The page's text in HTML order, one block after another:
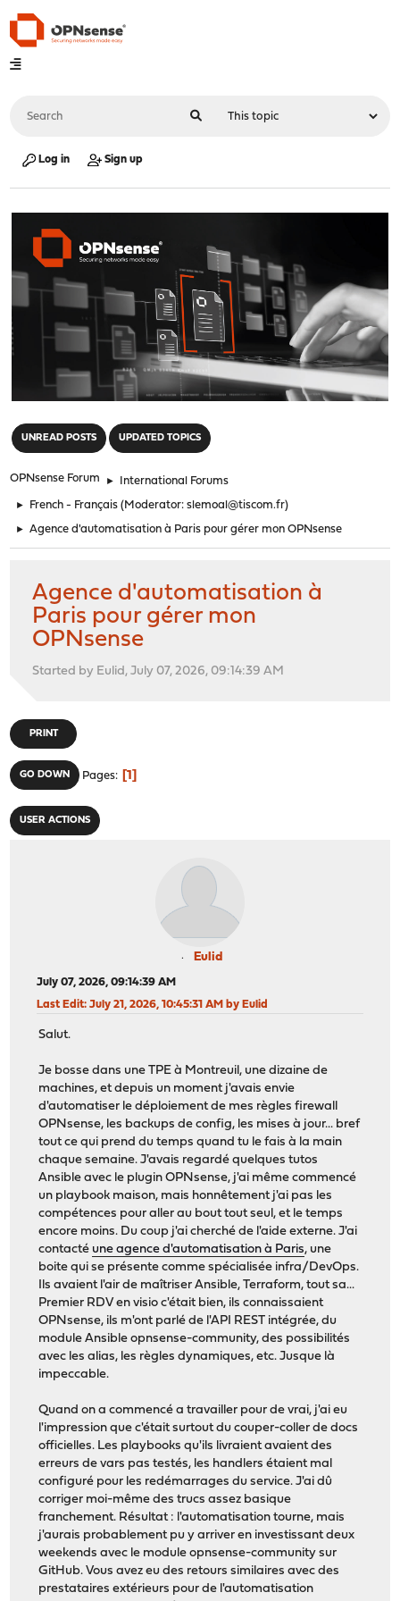
Log in Sign up
UNREAD POSTS UPDATED TOPICS
OPNsense Forum ► International Forums
► French - Français (Moderator:slemoal@tiscom.fr)
► Agence d'automatisation à Paris pour gérer mon OPNsense
Agence d'automatisation à
Paris pour gérer mon
OPNsense
Started by Eulid, July 07, 2026, 09:14:39 AM
PRINT
GO DOWN Pages 1
USER ACTIONS
Eulid
July 07, 2026, 09:14:39 AM
Last Edit: July 21, 2026, 10:45:31 AM by Eulid
Salut.
Je bosse dans une TPE à Montreuil, une dizaine de
machines, et depuis un moment j'avais envie
d'automatiser le déploiement de mes règles firewall
OPNsense, les backups de config, les mises à jour... bref
tout ce qui prend du temps quand tu le fais à la main
chaque semaine. J'avais regardé quelques tutos
Ansible avec le plugin OPNsense, j'ai même commencé
un playbook maison, mais honnêtement j'ai pas les
compétences pour aller au bout tout seul, et le temps
encore moins. Du coup j'ai cherché de l'aide externe. J'ai
contacté une agence d'automatisation à Paris, une
boite qui se présente comme spécialisée infra/DevOps.
Ils avaient l'air de maîtriser Ansible, Terraform, tout sa...
Premier RDV en visio c'était bien, ils connaissaient
OPNsense, ils m'ont parlé de l'API REST intégrée, du
module Ansible opnsense-community, des possibilités
avec les alias, les règles dynamiques, etc. Jusque là
impeccable.
Quand on a commencé a travailler pour de vrai, j'ai eu
l'impression que c'était surtout du couper-coller de docs
officielles. Les playbooks qu'ils livraient avaient des
erreurs de vars pas testés, les handlers étaient mal
configuré pour les redémarrages du service. J'ai dû
corriger moi-même des trucs assez basique
franchement. Résultat : l'automatisation tourne, mais
j'aurais probablement pu y arriver en investissant deux
weekends avec le module opnsense-community sur
GitHub. Vous avez eu des retours similaires avec des
prestataires extérieurs pour de l'automatisation